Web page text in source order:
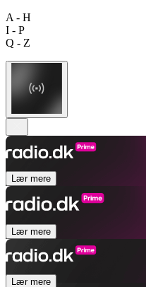
A - H
I - P
Q - Z
Lær mere
Lær mere
Lær mere